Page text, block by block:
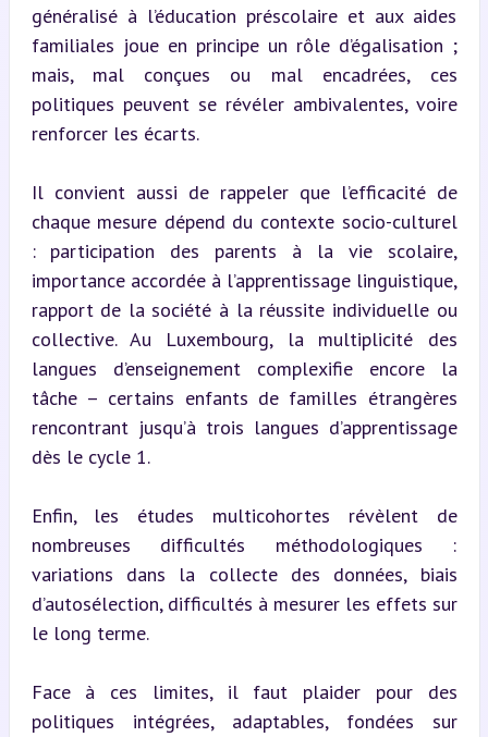
généralisé à l’éducation préscolaire et aux aides
familiales joue en principe un rôle d’égalisation ;
mais, mal conçues ou mal encadrées, ces
politiques peuvent se révéler ambivalentes, voire
renforcer les écarts.
Il convient aussi de rappeler que l’efficacité de
chaque mesure dépend du contexte socio-culturel
: participation des parents à la vie scolaire,
importance accordée à l’apprentissage linguistique,
rapport de la société à la réussite individuelle ou
collective. Au Luxembourg, la multiplicité des
langues d’enseignement complexifie encore la
tâche – certains enfants de familles étrangères
rencontrant jusqu’à trois langues d’apprentissage
dès le cycle 1.
Enfin, les études multicohortes révèlent de
nombreuses difficultés méthodologiques :
variations dans la collecte des données, biais
d’autosélection, difficultés à mesurer les effets sur
le long terme.
Face à ces limites, il faut plaider pour des
politiques intégrées, adaptables, fondées sur